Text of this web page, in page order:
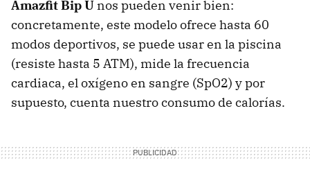
Amazfit Bip U nos pueden venir bien:
concretamente, este modelo ofrece hasta 60
modos deportivos, se puede usar en la piscina
(resiste hasta 5 ATM), mide la frecuencia
cardiaca, el oxígeno en sangre (SpO2) y por
supuesto, cuenta nuestro consumo de calorías.